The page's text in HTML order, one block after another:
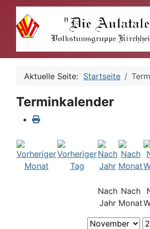
Aktuelle Seite: Startseite
Terminkalender
Nach
Jahr
Nach
Monat